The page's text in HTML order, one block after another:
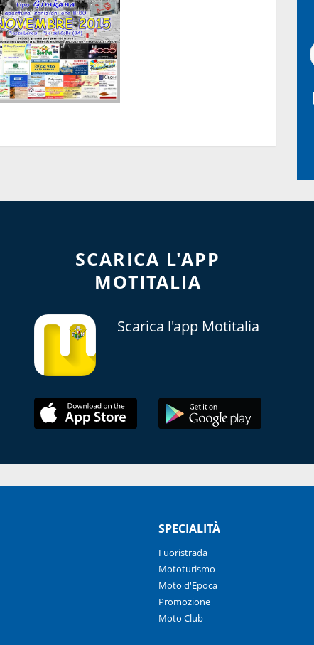
SCARICA L'APP
MOTITALIA
Scarica l'app Motitalia
SPECIALITÀ
Fuoristrada
Mototurismo
Moto d'Epoca
Promozione
Moto Club